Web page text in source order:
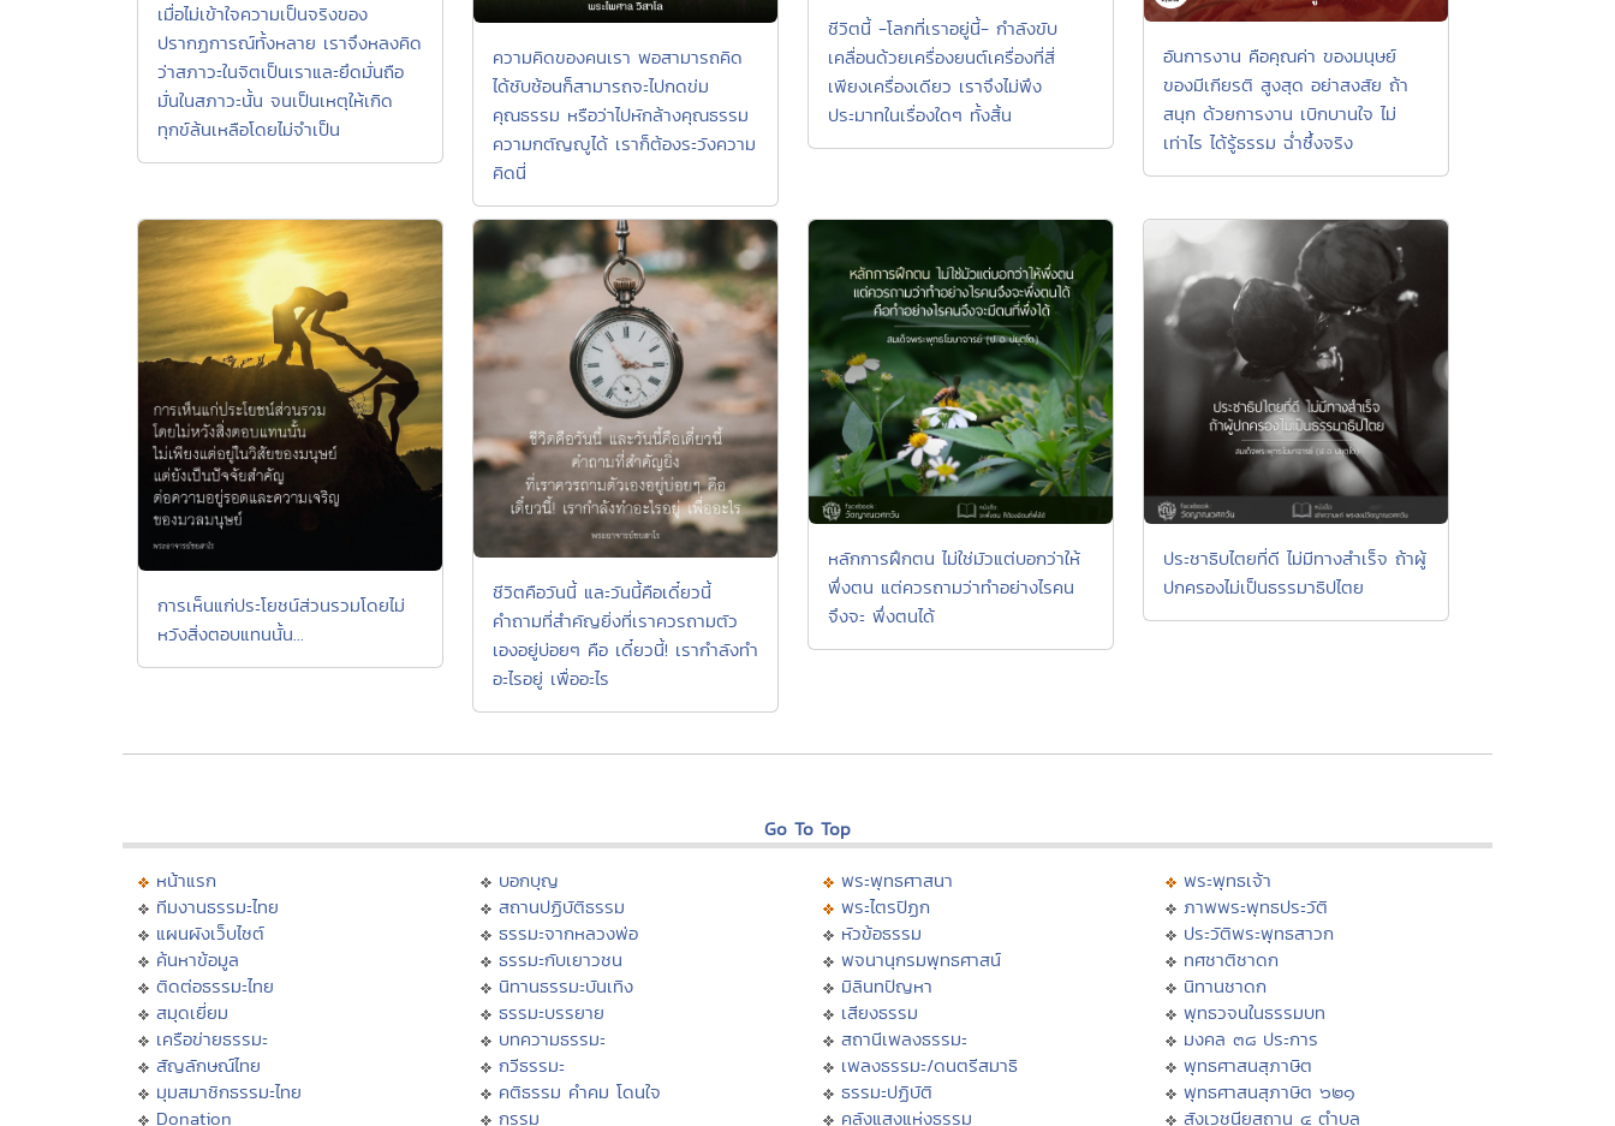
เมื่อไม่เข้าใจความเป็นจริงของ
ปรากฏการณ์ทั้งหลาย เราจึงหลงคิด
ว่าสภาวะในจิตเป็นเราและยึดมั่นถือ
มั่นในสภาวะนั้น จนเป็นเหตุให้เกิด
ทุกข์ล้นเหลือโดยไม่จำเป็น
ความคิดของคนเรา พอสามารถคิด
ได้ซับซ้อนก็สามารถจะไปกดข่ม
คุณธรรม หรือว่าไปหักล้างคุณธรรม
ความกตัญญูได้ เราก็ต้องระวังความ
คิดนี่
ชีวิตนี้ -โลกที่เราอยู่นี้- กำลังขับ
เคลื่อนด้วยเครื่องยนต์เครื่องที่สี่
เพียงเครื่องเดียว เราจึงไม่พึง
ประมาทในเรื่องใดๆ ทั้งสิ้น
อันการงาน คือคุณค่า ของมนุษย์
ของมีเกียรติ สูงสุด อย่าสงสัย ถ้า
สนุก ด้วยการงาน เบิกบานใจ ไม่
เท่าไร ได้รู้ธรรม ฉ่ำซึ้งจริง
การเห็นแก่ประโยชน์ส่วนรวมโดยไม่
หวังสิ่งตอบแทนนั้น...
ชีวิตคือวันนี้ และวันนี้คือเดี๋ยวนี้
คำถามที่สำคัญยิ่งที่เราควรถามตัว
เองอยู่บ่อยๆ คือ เดี๋ยวนี้! เรากำลังทำ
อะไรอยู่ เพื่ออะไร
หลักการฝึกตน ไม่ใช่มัวแต่บอกว่าให้
พึ่งตน แต่ควรถามว่าทำอย่างไรคน
จึงจะ พึ่งตนได้
ประชาธิบไตยที่ดี ไม่มีทางสำเร็จ ถ้าผู้
ปกครองไม่เป็นธรรมาธิปไตย
Go To Top
หน้าแรก
ทีมงานธรรมะไทย
แผนผังเว็บไซต์
ค้นหาข้อมูล
ติดต่อธรรมะไทย
สมุดเยี่ยม
เครือข่ายธรรมะ
สัญลักษณ์ไทย
มุมสมาชิกธรรมะไทย
Donation
บอกบุญ
สถานปฏิบัติธรรม
ธรรมะจากหลวงพ่อ
ธรรมะกับเยาวชน
นิทานธรรมะบันเทิง
ธรรมะบรรยาย
บทความธรรมะ
กวีธรรมะ
คติธรรม คำคม โดนใจ
กรรม
พระพุทธศาสนา
พระไตรปิฏก
หัวข้อธรรม
พจนานุกรมพุทธศาสน์
มิลินทปัญหา
เสียงธรรม
สถานีเพลงธรรมะ
เพลงธรรมะ/ดนตรีสมาธิ
ธรรมะปฏิบัติ
คลังแสงแห่งธรรม
พระพุทธเจ้า
ภาพพระพุทธประวัติ
ประวัติพระพุทธสาวก
ทศชาติชาดก
นิทานชาดก
พุทธวจนในธรรมบท
มงคล ๓๘ ประการ
พุทธศาสนสุภาษิต
พุทธศาสนสุภาษิต ๖๒๑
สังเวชนียสถาน ๔ ตำบล